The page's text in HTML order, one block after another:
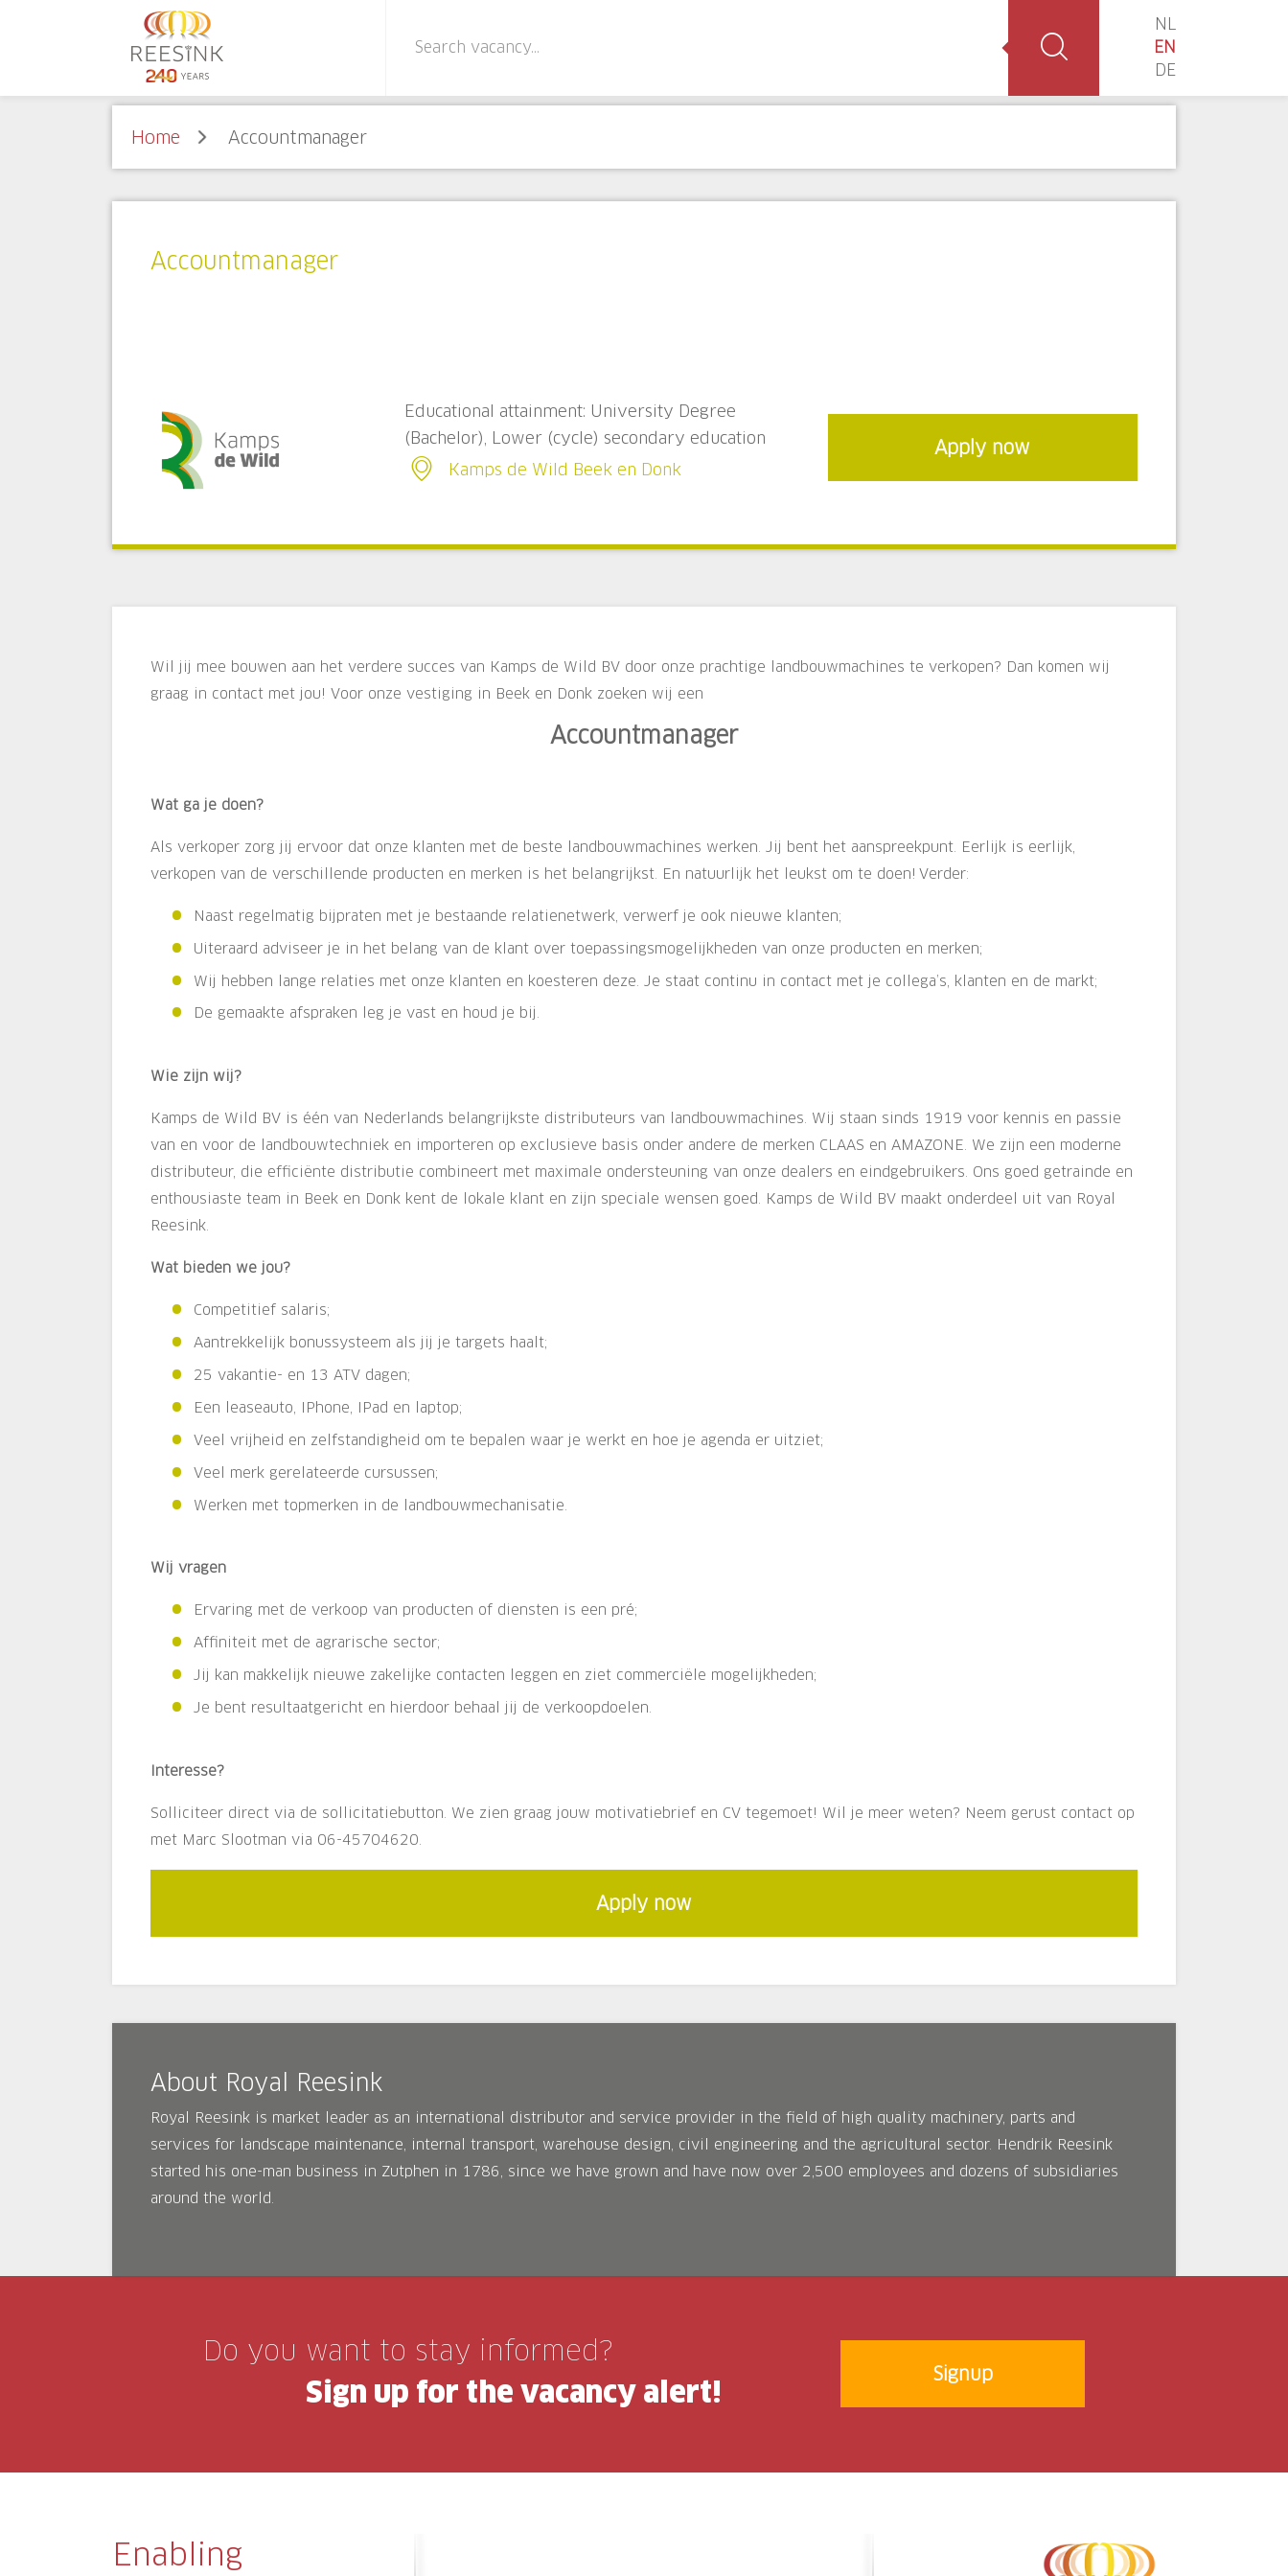
NL
EN
DE
Home Accountmanager
Accountmanager
Educational attainment: University Degree
(Bachelor), Lower (cycle) secondary education
Kamps de Wild Beek en Donk
Apply now
Wil jij mee bouwen aan het verdere succes van Kamps de Wild BV door onze prachtige landbouwmachines te verkopen? Dan komen wij
graag in contact met jou! Voor onze vestiging in Beek en Donk zoeken wij een
Accountmanager
Wat ga je doen?
Als verkoper zorg jij ervoor dat onze klanten met de beste landbouwmachines werken. Jij bent het aanspreekpunt. Eerlijk is eerlijk,
verkopen van de verschillende producten en merken is het belangrijkst. En natuurlijk het leukst om te doen! Verder:
Naast regelmatig bijpraten met je bestaande relatienetwerk, verwerf je ook nieuwe klanten;
Uiteraard adviseer je in het belang van de klant over toepassingsmogelijkheden van onze producten en merken;
Wij hebben lange relaties met onze klanten en koesteren deze. Je staat continu in contact met je collega’s, klanten en de markt;
De gemaakte afspraken leg je vast en houd je bij.
Wie zijn wij?
Kamps de Wild BV is één van Nederlands belangrijkste distributeurs van landbouwmachines. Wij staan sinds 1919 voor kennis en passie
van en voor de landbouwtechniek en importeren op exclusieve basis onder andere de merken CLAAS en AMAZONE. We zijn een moderne
distributeur, die efficiënte distributie combineert met maximale ondersteuning van onze dealers en eindgebruikers. Ons goed getrainde en
enthousiaste team in Beek en Donk kent de lokale klant en zijn speciale wensen goed. Kamps de Wild BV maakt onderdeel uit van Royal
Reesink.
Wat bieden we jou?
Competitief salaris;
Aantrekkelijk bonussysteem als jij je targets haalt;
25 vakantie- en 13 ATV dagen;
Een leaseauto, IPhone, IPad en laptop;
Veel vrijheid en zelfstandigheid om te bepalen waar je werkt en hoe je agenda er uitziet;
Veel merk gerelateerde cursussen;
Werken met topmerken in de landbouwmechanisatie.
Wij vragen
Ervaring met de verkoop van producten of diensten is een pré;
Affiniteit met de agrarische sector;
Jij kan makkelijk nieuwe zakelijke contacten leggen en ziet commerciële mogelijkheden;
Je bent resultaatgericht en hierdoor behaal jij de verkoopdoelen.
Interesse?
Solliciteer direct via de sollicitatiebutton. We zien graag jouw motivatiebrief en CV tegemoet! Wil je meer weten? Neem gerust contact op
met Marc Slootman via 06-45704620.
Apply now
About Royal Reesink
Royal Reesink is market leader as an international distributor and service provider in the field of high quality machinery, parts and
services for landscape maintenance, internal transport, warehouse design, civil engineering and the agricultural sector. Hendrik Reesink
started his one-man business in Zutphen in 1786, since we have grown and have now over 2,500 employees and dozens of subsidiaries
around the world.
Do you want to stay informed?
Sign up for the vacancy alert!
Signup
Enabling